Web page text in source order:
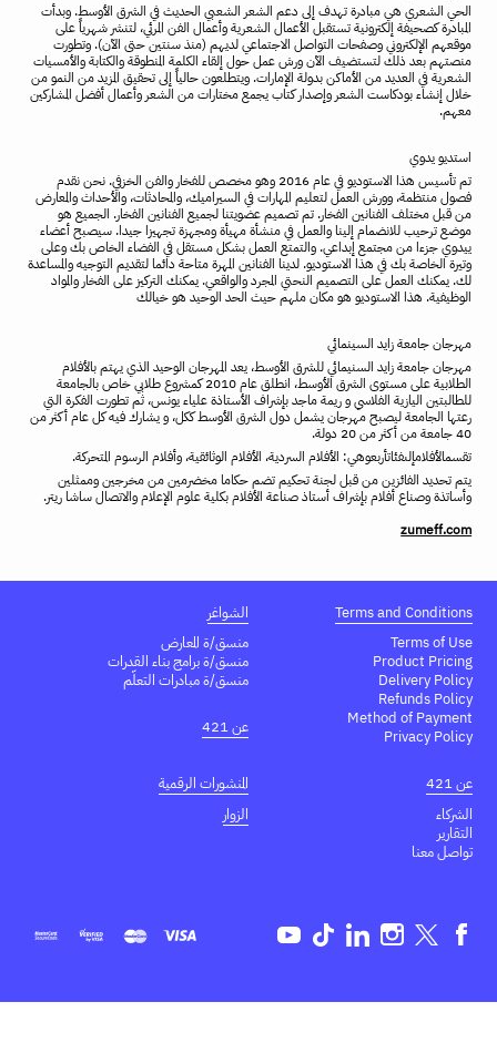
الحي الشعري هيمبادرةتهدف إلى دعم الشعر الشعبي الحديثفي الشرق الأوسط. وبدأت
المبادرةكصحيفة إلكترونيةتستقبل الأعمال الشعريةوأعمال الفن المرئي، لتنشر شهرياًعلى
موقعهم الإلكترونيوصفحات التواصل الاجتماعيلديهم(منذسنتينحتى الآن). وتطورت
منصتهمبعد ذلكلتستضيف الآنورشعملحول إلقاء الكلمة المنطوقةوالكتابةوالأمسيات
الشعريةفي العديدمن الأماكنبدولة الإمارات. ويتطلعونحالياً إلىتحقيق المزيدمن النمومن
خلال إنشاءبودكاست الشعر وإصداركتابيجمعمختاراتمن الشعر وأعمالأفضل المشاركين
معهم.
استديويدوي
تمتأسيس هذا الاستوديوفيعام2016 وهومخصصللفخار والفن الخزفي. نحننقدم
فصولمنتظمة، وورش العمللتعليم المهاراتفي السيراميك، والمحادثات، والأحداثوالمعارض
منقبلمختلف الفنانين الفخار. تمتصميمعضويتنالجميع الفنانين الفخار. الجميع هو
موضعترحيبللانضمام إليناوالعملفيمنشأةمهيأةومجهزةتجهيزاجيدا. سيصبحأعضاء
ييدويجزءامنمجتمع إبداعي. والتمتع العملبشكلمستقلفي الفضاء الخاصبكوعلى
وتيرةالخاصةبكفي هذا الاستوديو. لدينا الفنانين المهرةمتاحة دائمالتقديم التوجيهوالمساعدة
لك. يمكنك العملعلى التصميم النحتي المجردوالواقعي. يمكنك التركيز على الفخار والمواد
الوظيفية. هذا الاستوديو هومكانملهمحيث الحد الوحيد هوخيالك
مهرجانجامعةزايد السينمائي
مهرجانجامعةزايد السنيمائيللشرق الأوسط، يعد المهرجان الوحيد الذييهتمبالأفلام
الطلابيةعلىمستوى الشرقالأوسط، انطلقعام2010 كمشروعطلابيخاصبالجامعة
للطالبتين اليازية الفلاسيوريمةماجدبإشراف الأستاذةعلياءيونس، ثمتطورت الفكرة التي
رعتها الجامعةليصبحمهرجانيشمل دول الشرق الأوسطككل، ويشاركفيهكلعامأكثرمن
40جامعةمنأكثر من20 دولة.
تقسمالأفلامإلىفئاتأربعوهي: الأفلام السردية، الأفلام الوثائقية، وأفلام الرسوم المتحركة.
يتمتحديد الفائزينمنقبللجنةتحكيمتضمحكامامخضرمينمنمخرجينوممثلين
وأساتذةوصناعأفلامبإشرافأستاذصناعة الأفلامبكليةعلوم الإعلاموالاتصالساشاريتر.
zumeff.com
Terms and Conditions
Terms of Use
Product Pricing
Delivery Policy
Refunds Policy
Method of Payment
Privacy Policy
الشواغر
منسق/ة المعارض
منسق/ة برامج بناء القدرات
منسق/ة مبادرات التعلّم
عن 421
عن 421
الشركاء
التقارير
تواصل معنا
المنشورات الرقمية
الزوار
Facebook
Twitter
Instagram
Linkedin
TikTok
Youtube